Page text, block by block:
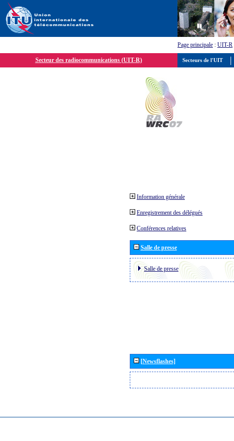
Page principale : UIT-R
Secteur des radiocommunications (UIT-R)
Information générale
Enregistrement des délégués
Conférences relatives
Salle de presse
Salle de presse
[Newsflashes]
Secteurs de l'UIT